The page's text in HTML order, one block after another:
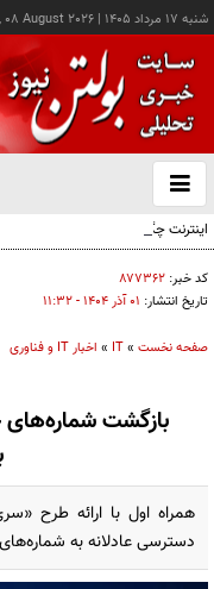
شنبه ۱۷ مرداد ۱۴۰۵ |
08 August 2026
باز
و
اینترنت چگونه مفهوم کودکی را دگرگون
کد خبر: ۸۷۷۳۶۲
تاریخ انتشار: ۰۱ آذر ۱۴۰۴ - ۱۱:۳۲
صفحه نخست »
IT
» اخبار IT و فناوری
بازگشت
همراه اول با ارائه طرح
دسترسی عادلانه به